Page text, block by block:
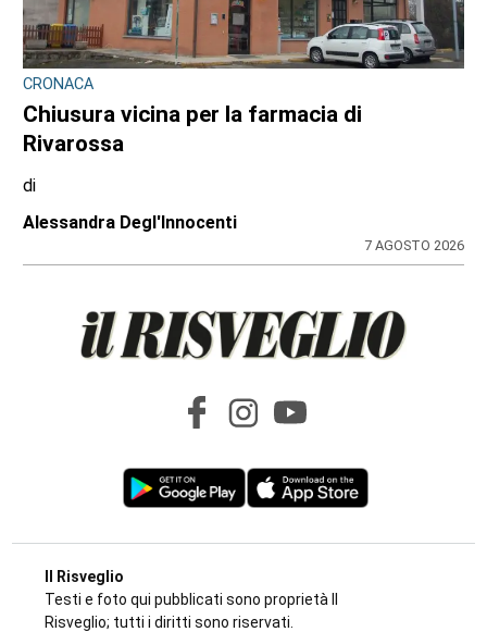
CRONACA
Chiusura vicina per la farmacia di
Rivarossa
di
Alessandra Degl'Innocenti
7 AGOSTO 2026
Il Risveglio
Testi e foto qui pubblicati sono proprietà Il
Risveglio; tutti i diritti sono riservati.